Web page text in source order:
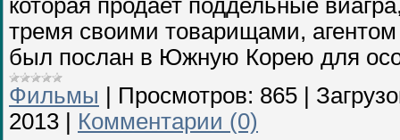
которая продает поддельные
тремя своими товарищами,
был послан в Южную Корею для
Фильмы
Просмотров: 865
2013
Комментарии (0)